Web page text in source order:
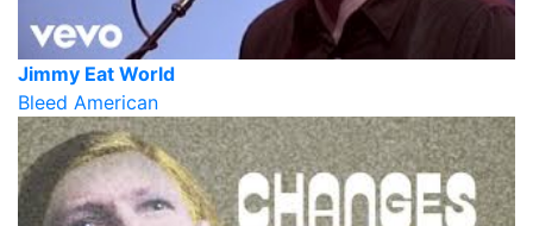
Jimmy Eat World
Bleed American